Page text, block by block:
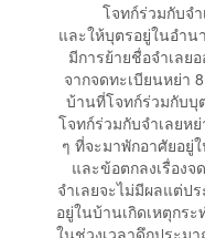
โจทก์ร่วมกับจำเล
และให้บุตรอยู่ในอำน
มีการย้ายชื่อจำเลย
จากจดทะเบียนหย่า
บ้านที่โจทก์ร่วมกับบุ
โจทก์ร่วมกับจำเลยห
ๆ ที่จะมาพักอาศัยอ
และข้อตกลงเรื่องจ
จำเลยจะไม่มีผลแต่ป
อยู่ในบ้านเกิดเหตุกร
ในช่วงเวลาดึกประม